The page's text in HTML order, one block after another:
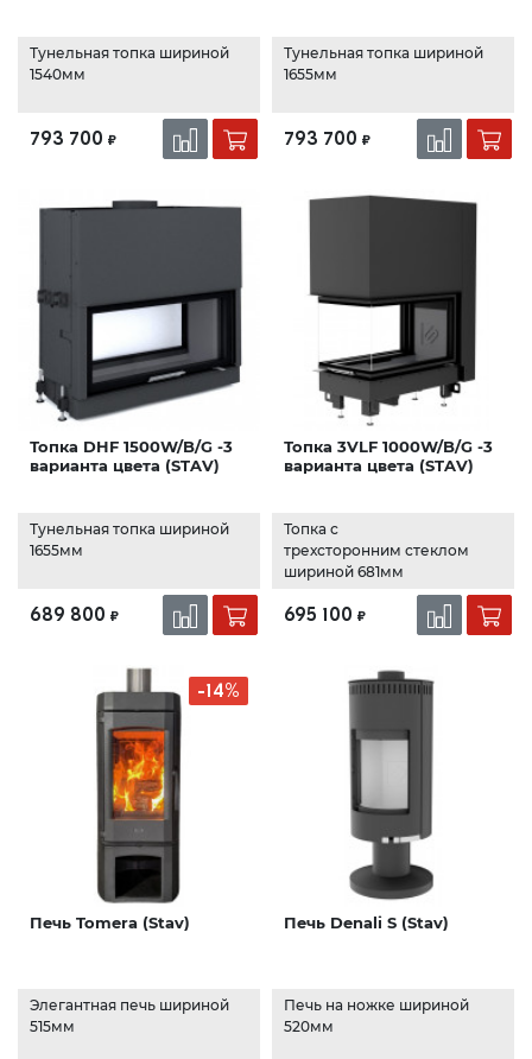
Тунельная топка шириной
1540мм
793 700 ₽
Тунельная топка шириной
1655мм
793 700 ₽
Топка DHF 1500W/B/G -3
варианта цвета (STAV)
Тунельная топка шириной
1655мм
689 800 ₽
Топка 3VLF 1000W/B/G -3
варианта цвета (STAV)
Топка с
трехсторонним стеклом
шириной 681мм
695 100 ₽
-14%
Печь Tomera (Stav)
Элегантная печь шириной
515мм
Печь Denali S (Stav)
Печь на ножке шириной
520мм